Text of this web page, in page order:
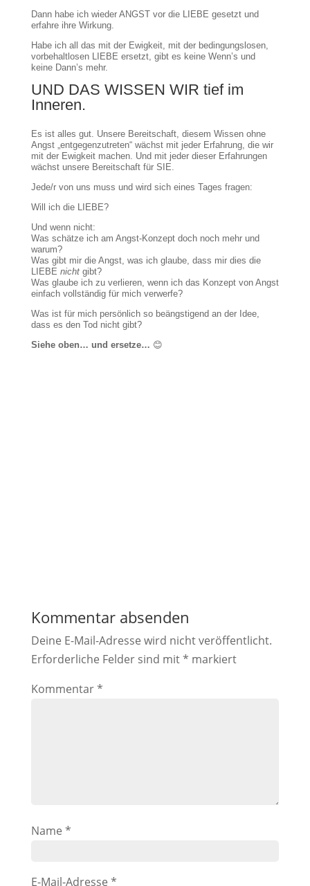
Dann habe ich wieder ANGST vor die LIEBE gesetzt und
erfahre ihre Wirkung.
Habe ich all das mit der Ewigkeit, mit der bedingungslosen,
vorbehaltlosen LIEBE ersetzt, gibt es keine Wenn’s und
keine Dann’s mehr.
UND DAS WISSEN WIR tief im
Inneren.
Es ist alles gut. Unsere Bereitschaft, diesem Wissen ohne
Angst „entgegenzutreten“ wächst mit jeder Erfahrung, die wir
mit der Ewigkeit machen. Und mit jeder dieser Erfahrungen
wächst unsere Bereitschaft für SIE.
Jede/r von uns muss und wird sich eines Tages fragen:
Will ich die LIEBE?
Und wenn nicht:
Was schätze ich am Angst-Konzept doch noch mehr und
warum?
Was gibt mir die Angst, was ich glaube, dass mir dies die
LIEBE nicht gibt?
Was glaube ich zu verlieren, wenn ich das Konzept von Angst
einfach vollständig für mich verwerfe?
Was ist für mich persönlich so beängstigend an der Idee,
dass es den Tod nicht gibt?
Siehe oben… und ersetze… 😊
Kommentar absenden
Deine E-Mail-Adresse wird nicht veröffentlicht.
Erforderliche Felder sind mit* markiert
Kommentar*
Name *
E-Mail-Adresse *